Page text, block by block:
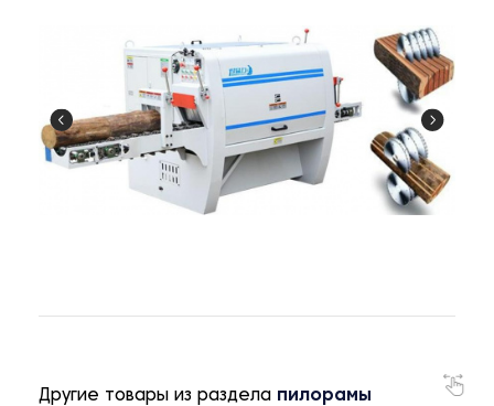
Другие товары из раздела пилорамы